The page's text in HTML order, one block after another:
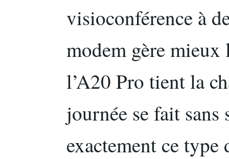
visioconférence à
modem gère mieux
l’A20 Pro tient la
journée se fait sans
exactement ce